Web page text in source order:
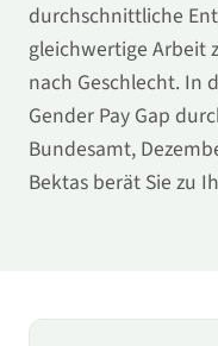
durchschnittliche
gleichwertige Arbeit
nach Geschlecht. In
Gender Pay Gap
Bundesamt,
Bektas berät Sie zu